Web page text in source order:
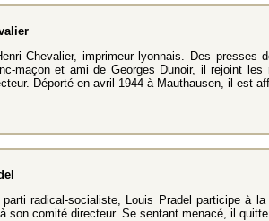
Chevalier, imprimeur lyonnais. Des presses
maçon et ami de Georges Dunoir, il rejoint
Déporté en avril 1944 à Mauthausen, il est
parti radical-socialiste, Louis Pradel participe à
son comité directeur. Se sentant menacé, il